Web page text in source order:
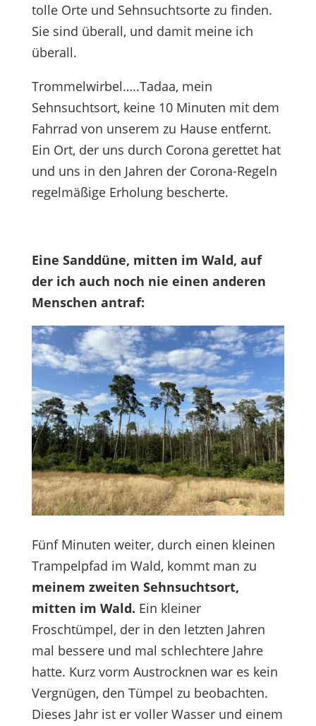
tolle Orte und Sehnsuchtsorte zu finden.
Sie sind überall, und damit meine ich
überall.
Trommelwirbel…..Tadaa, mein
Sehnsuchtsort, keine 10 Minuten mit dem
Fahrrad von unserem zu Hause entfernt.
Ein Ort, der uns durch Corona gerettet hat
und uns in den Jahren der Corona-Regeln
regelmäßige Erholung bescherte.
Eine Sanddüne, mitten im Wald, auf
der ich auch noch nie einen anderen
Menschen antraf:
Fünf Minuten weiter, durch einen kleinen
Trampelpfad im Wald, kommt man zu
meinem zweiten Sehnsuchtsort,
mitten im Wald. Ein kleiner
Froschtümpel, der in den letzten Jahren
mal bessere und mal schlechtere Jahre
hatte. Kurz vorm Austrocknen war es kein
Vergnügen, den Tümpel zu beobachten.
Dieses Jahr ist er voller Wasser und einem